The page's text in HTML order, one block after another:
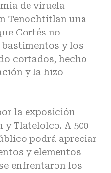
de viruela
Tenochtitlan una
Cortés no
y los
cortados, hecho
y la hizo
la exposición
Tlatelolco. A 500
podrá apreciar
y elementos
enfrentaron los